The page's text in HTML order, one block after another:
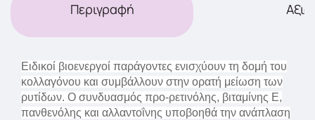
Περιγραφή
Ειδικοί βιοενεργοί παράγοντες ενισχύουν τη δομή του
κολλαγόνου και συμβάλλουν στην ορατή μείωση των
ρυτίδων. Ο συνδυασμός προ-ρετινόλης, βιταμίνης Ε,
πανθενόλης και αλλαντοΐνης υποβοηθά την ανάπλαση